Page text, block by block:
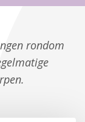
rondom